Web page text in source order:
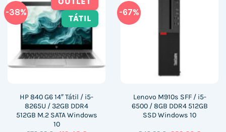
-38%
TÁTIL
HP 840 G6 14″ Tátil / i5-
8265U / 32GB DDR4
512GB M.2 SATA Windows
10
-67%
Lenovo M910s SFF / i5-
6500 / 8GB DDR4 512GB
SSD Windows 10